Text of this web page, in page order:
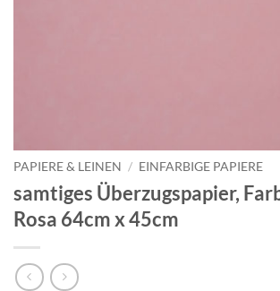
PAPIERE & LEINEN / EINFARBIGE PAPIERE
samtiges Überzugspapier,
Rosa 64cm x 45cm